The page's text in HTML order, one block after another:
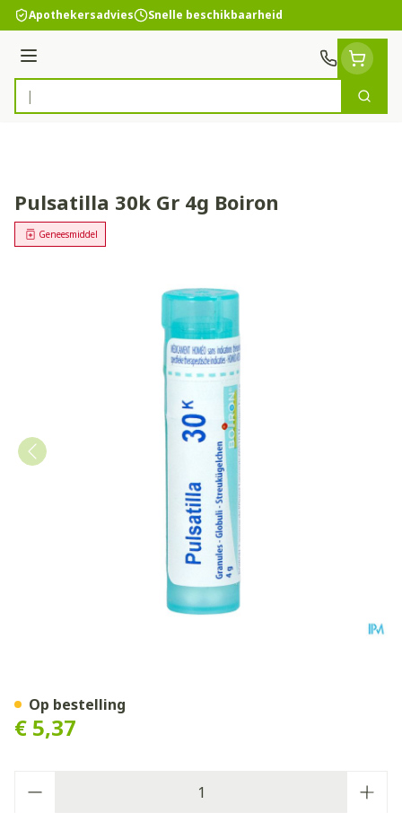
Ga naar de inhoud
Apothekersadvies Snelle beschikbaarheid
Menu
Product, merk, categorie...
Zoek
Pulsatilla 30k Gr 4g Boiron
Geneesmiddel
€ 5,37
Op bestelling